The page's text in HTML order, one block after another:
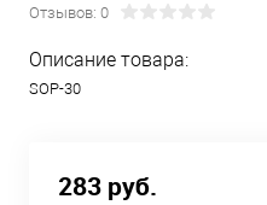
Отзывов: 0
Описание товара:
SOP-30
283 руб.